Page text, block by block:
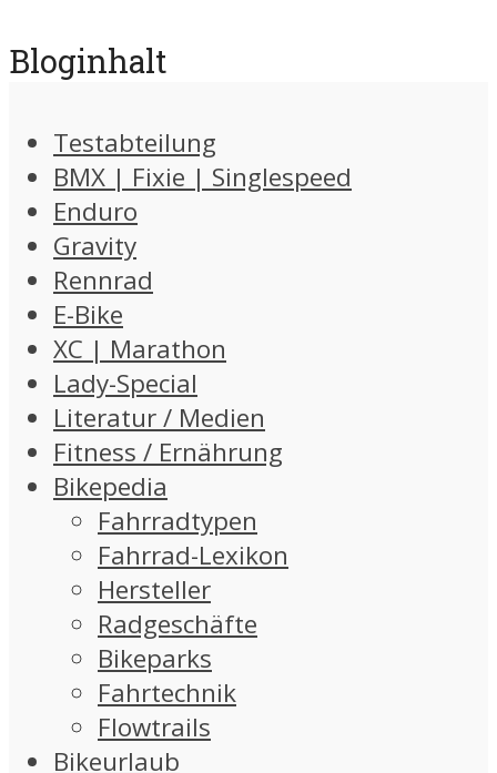
Bloginhalt
Testabteilung
BMX | Fixie | Singlespeed
Enduro
Gravity
Rennrad
E-Bike
XC | Marathon
Lady-Special
Literatur / Medien
Fitness / Ernährung
Bikepedia
Fahrradtypen
Fahrrad-Lexikon
Hersteller
Radgeschäfte
Bikeparks
Fahrtechnik
Flowtrails
Bikeurlaub